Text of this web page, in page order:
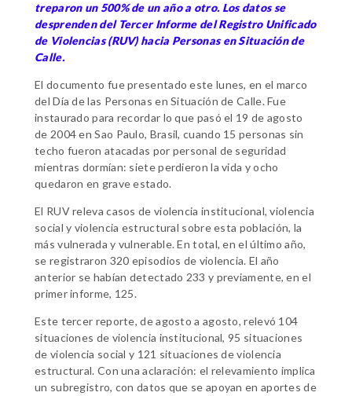
treparon un 500% de un año a otro. Los datos se
desprenden del Tercer Informe del Registro Unificado
de Violencias (RUV) hacia Personas en Situación de
Calle.
El documento fue presentado este lunes, en el marco
del Día de las Personas en Situación de Calle. Fue
instaurado para recordar lo que pasó el 19 de agosto
de 2004 en Sao Paulo, Brasil, cuando 15 personas sin
techo fueron atacadas por personal de seguridad
mientras dormían: siete perdieron la vida y ocho
quedaron en grave estado.
El RUV releva casos de violencia institucional, violencia
social y violencia estructural sobre esta población, la
más vulnerada y vulnerable. En total, en el último año,
se registraron 320 episodios de violencia. El año
anterior se habían detectado 233 y previamente, en el
primer informe, 125.
Este tercer reporte, de agosto a agosto, relevó 104
situaciones de violencia institucional, 95 situaciones
de violencia social y 121 situaciones de violencia
estructural. Con una aclaración: el relevamiento implica
un subregistro, con datos que se apoyan en aportes de